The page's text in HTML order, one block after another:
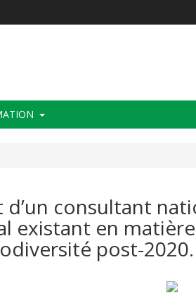
consultant
existant en
post-2020.